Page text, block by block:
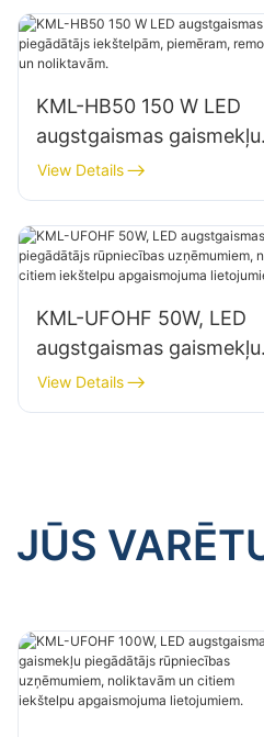
noliktavās utt.
KML-HB50 150 W LED
augstgaismas gaismekļu
piegādātājs iekštelpām,
piemēram,
noliktavām.
View Details
KML-UFOHF 50W, LED
augstgaismas gaismekļu
piegādātājs rūpniecības
uzņēmumiem,
View Details
JŪS